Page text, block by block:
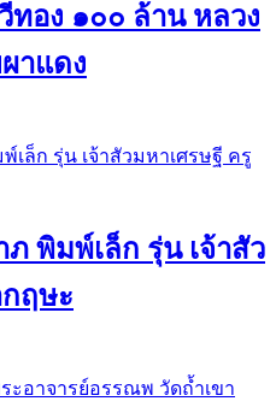
ทอง ๑๐๐ ล้าน หลวง
าแดง
พิมพ์เล็ก รุ่น เจ้าสัว
ฤษะ